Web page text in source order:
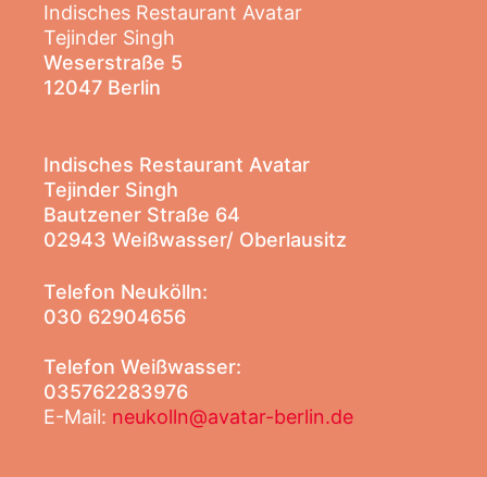
Indisches Restaurant Avatar
Tejinder Singh
Weserstraße 5
12047 Berlin
Indisches Restaurant Avatar
Tejinder Singh
Bautzener Straße 64
02943 Weißwasser/ Oberlausitz
Telefon Neukölln:
030 62904656
Telefon Weißwasser:
035762283976
E-Mail: neukolln@avatar-berlin.de